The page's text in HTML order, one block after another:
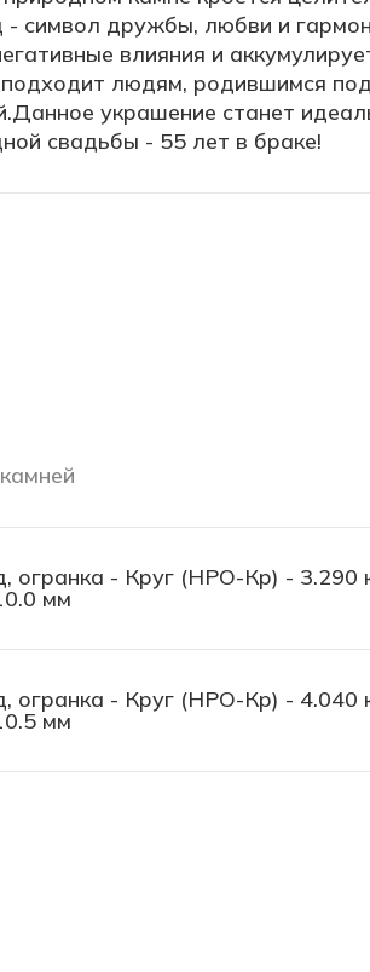
- символ дружбы, любви и
влияния и
людям, родившимся
украшение станет
свадьбы - 55 лет в браке!
огранка - Круг (НРО-Кр) - 3.290
мм
огранка - Круг (НРО-Кр) - 4.040
мм